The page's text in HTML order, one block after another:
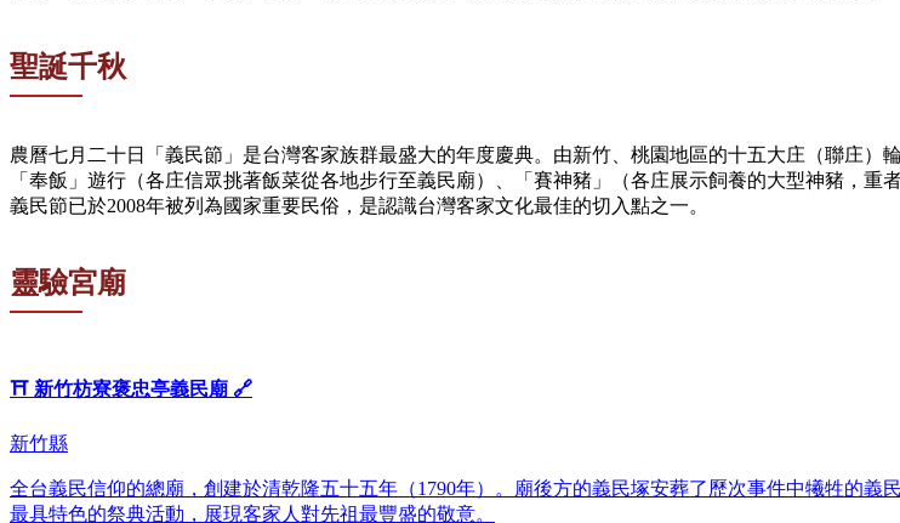
聖誕千秋
農曆七月二十日「義民節」是台灣客家族群最盛大的年度慶典。由新竹、桃園地區的十五大庄（聯庄
「奉飯」遊行（各庄信眾挑著飯菜從各地步行至義民廟）、「賽神豬」（各庄展示飼養的大型神豬，
義民節已於2008年被列為國家重要民俗，是認識台灣客家文化最佳的切入點之一。
靈驗宮廟
⛩️ 新竹枋寮褒忠亭義民廟 🔗
新竹縣
全台義民信仰的總廟，創建於清乾隆五十五年（1790年）。廟後方的義民塚安葬了歷次事件中犧牲的
最具特色的祭典活動，展現客家人對先祖最豐盛的敬意。